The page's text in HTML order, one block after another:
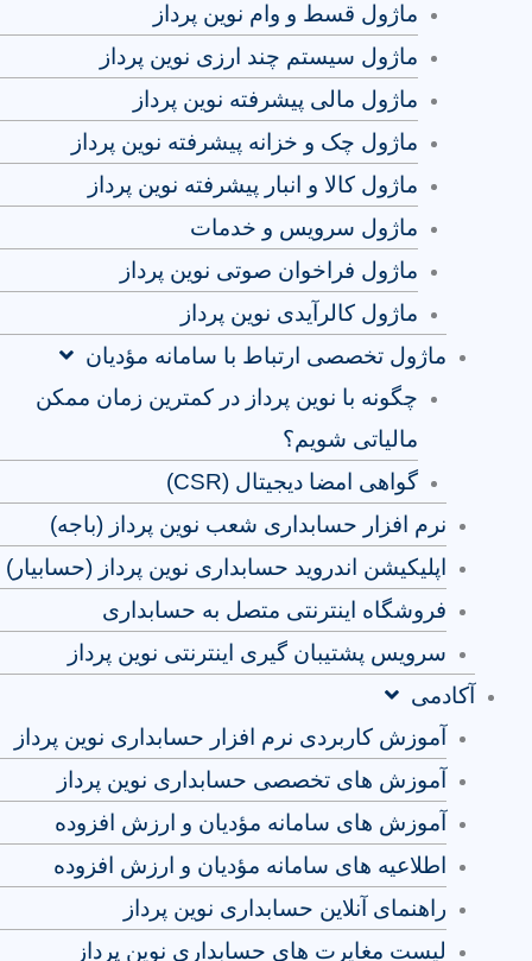
ماژول قسط و وام نوین پرداز
ماژول سیستم چند ارزی نوین پرداز
ماژول مالی پیشرفته نوین پرداز
ماژول چک و خزانه پیشرفته نوین پرداز
ماژول کالا و انبار پیشرفته نوین پرداز
ماژول سرویس و خدمات
ماژول فراخوان صوتی نوین پرداز
ماژول کالرآیدی نوین پرداز
ماژول تخصصی ارتباط با سامانه مؤدیان
چگونه با نوین پرداز در کمترین زمان ممکن
مالیاتی شویم؟
گواهی امضا دیجیتال (CSR)
نرم افزار حسابداری شعب نوین پرداز (باجه)
اپلیکیشن اندروید حسابداری نوین پرداز (حسابیار)
فروشگاه اینترنتی متصل به حسابداری
سرویس پشتیبان گیری اینترنتی نوین پرداز
آکادمی
آموزش کاربردی نرم افزار حسابداری نوین پرداز
آموزش های تخصصی حسابداری نوین پرداز
آموزش های سامانه مؤدیان و ارزش افزوده
اطلاعیه های سامانه مؤدیان و ارزش افزوده
راهنمای آنلاین حسابداری نوین پرداز
لیست مغایرت های حسابداری نوین پرداز